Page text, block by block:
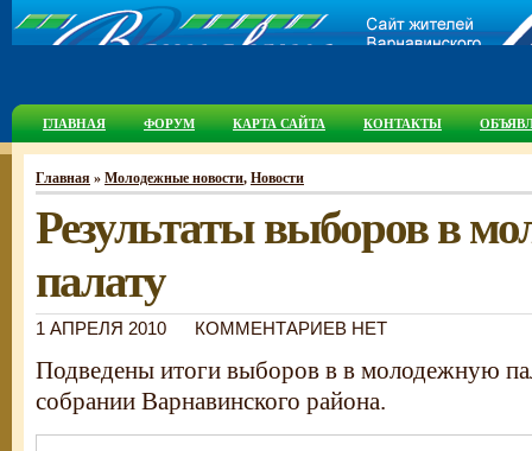
ГЛАВНАЯ ФОРУМ КАРТА САЙТА КОНТАКТЫ
Главная » Молодежные новости, Новости
Результаты выборов в
палату
1 АПРЕЛЯ 2010 КОММЕНТАРИЕВ НЕТ
Подведены итоги выборов в в молодежную
собрании Варнавинского района.